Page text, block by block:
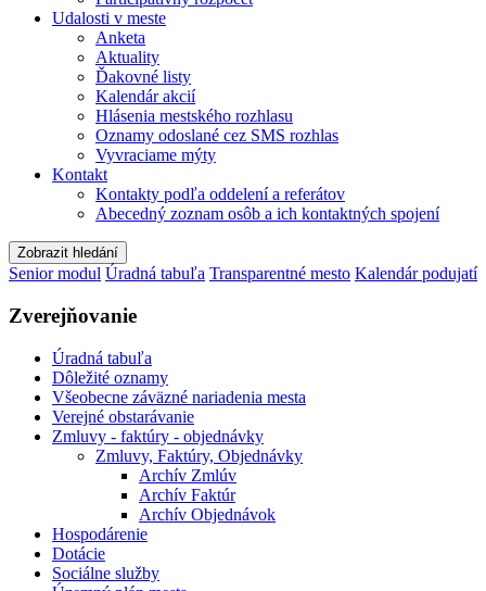
Udalosti v meste
Anketa
Aktuality
Ďakovné listy
Kalendár akcií
Hlásenia mestského rozhlasu
Oznamy odoslané cez SMS rozhlas
Vyvraciame mýty
Kontakt
Kontakty podľa oddelení a referátov
Abecedný zoznam osôb a ich kontaktných spojení
Zobrazit hledání
Senior modul Úradná tabuľa Transparentné mesto Kalendár podujatí
Zverejňovanie
Úradná tabuľa
Dôležité oznamy
Všeobecne záväzné nariadenia mesta
Verejné obstarávanie
Zmluvy - faktúry - objednávky
Zmluvy, Faktúry, Objednávky
Archív Zmlúv
Archív Faktúr
Archív Objednávok
Hospodárenie
Dotácie
Sociálne služby